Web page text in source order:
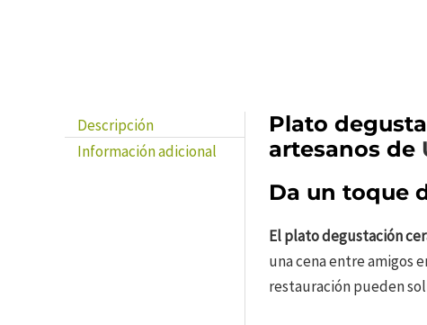
Descripción
Información adicional
Plato
artesanos de
Da un toque
El plato degustación
una cena entre amigos
restauración pueden